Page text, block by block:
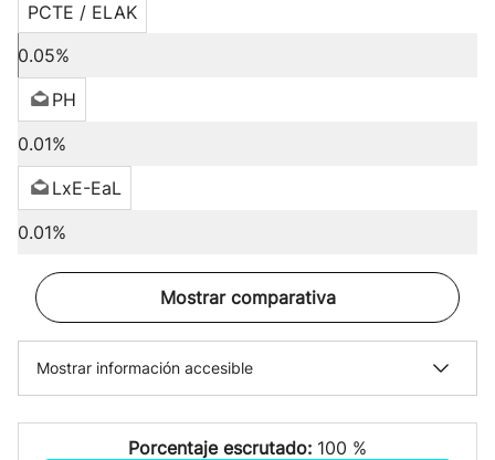
PCTE / ELAK
0.05%
PH
0.01%
LxE-EaL
0.01%
Mostrar comparativa
Mostrar información accesible
Porcentaje escrutado: 100 %